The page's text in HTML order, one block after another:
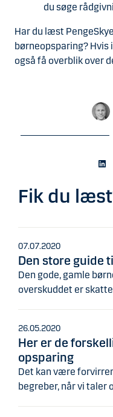
du søge
Har du læst
børneopsparing? Hvis
også få overblik over
Fik du
07.07.2020
Den store guide
Den gode, gamle
overskuddet er
26.05.2020
Her er de
opsparing
Det kan være
begreber, når vi taler